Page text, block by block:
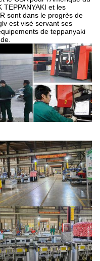
TEPPANYAKI et les
sont dans le progrès de
est visé servant ses
de teppanyaki